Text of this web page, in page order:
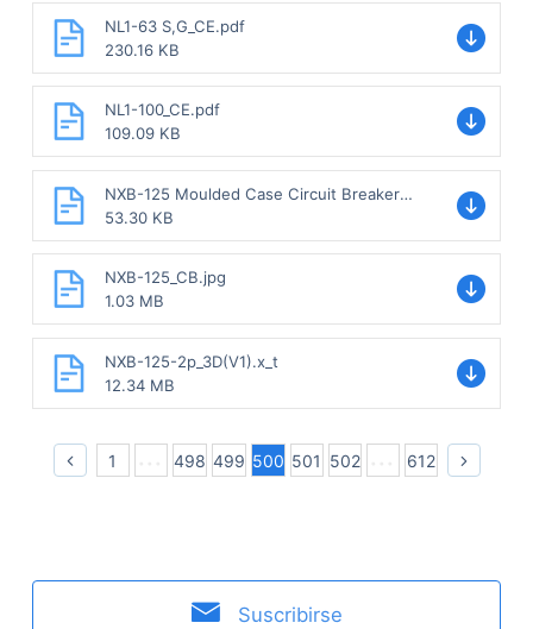
NL1-63 S,G_CE.pdf
230.16 KB
NL1-100_CE.pdf
109.09 KB
NXB-125 Moulded Case Circuit Breaker
Sample.pdf
53.30 KB
NXB-125_CB.jpg
1.03 MB
NXB-125-2p_3D(V1).x_t
12.34 MB
1 498 499 500 501 502 612
Suscribirse